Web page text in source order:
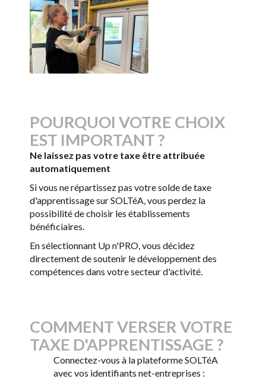
POURQUOI VOTRE CHOIX
EST IMPORTANT ?
Ne laissez pas votre taxe être attribuée
automatiquement
Si vous ne répartissez pas votre solde de taxe
d'apprentissage sur SOLTéA, vous perdez la
possibilité de choisir les établissements
bénéficiaires.
En sélectionnant Up n'PRO, vous décidez
directement de soutenir le développement des
compétences dans votre secteur d'activité.
COMMENT VERSER VOTRE
TAXE D'APPRENTISSAGE ?
Connectez-vous à la plateforme SOLTéA
avec vos identifiants net-entreprises :